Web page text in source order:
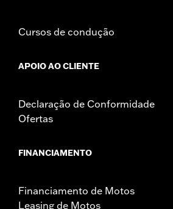
Cursos de condução
APOIO AO CLIENTE
Declaração de Conformidade
Ofertas
FINANCIAMENTO
Financiamento de Motos
Leasing de Motos